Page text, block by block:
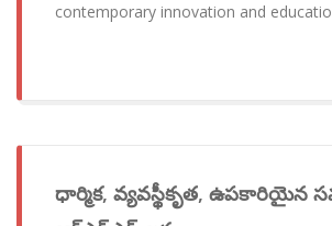
contemporary innovation and
ధార్మిక, వ్యవస్థీకృత,